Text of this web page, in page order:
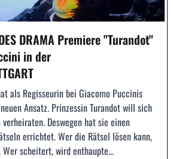
DRAMA Premiere "Turandot"
in der
als Regisseurin bei Giacomo Puccinis
Ansatz. Prinzessin Turandot will sich
Deswegen hat sie einen
errichtet. Wer die Rätsel lösen kann,
scheitert, wird enthaupte...